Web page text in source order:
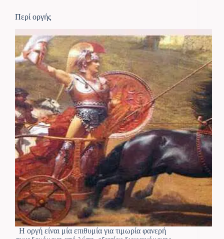
Περί οργής
Η οργή είναι μία επιθυμία για τιμωρία φανερή